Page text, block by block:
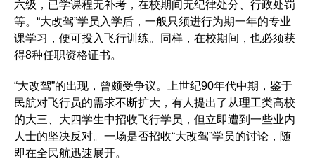
六级，已学课程无补考，在校期间无纪律处分、行政处罚
等。“大改驾”学员入学后，一般只须进行为期一年的专业
课学习，便可投入飞行训练。同样，在校期间，也必须获
得8种任职资格证书。
“大改驾”的出现，曾颇受争议。上世纪90年代中期，鉴于
民航对飞行员的需求不断扩大，有人提出了从理工类高校
的大三、大四学生中招收飞行学员，但立即遭到一些业内
人士的坚决反对。一场是否招收“大改驾”学员的讨论，随
即在全民航迅速展开。